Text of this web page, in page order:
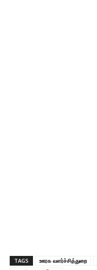
TAGS ஊரக வளர்ச்சித்துறை